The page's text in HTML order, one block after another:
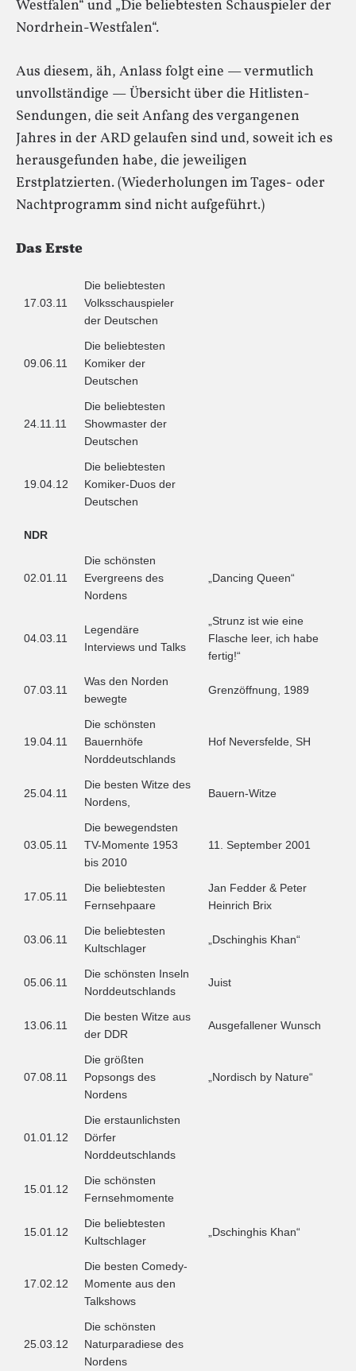
Westfalen“ und „Die beliebtesten Schauspieler der
Nordrhein-Westfalen“.
Aus diesem, äh, Anlass folgt eine — vermutlich
unvollständige — Übersicht über die Hitlisten-
Sendungen, die seit Anfang des vergangenen
Jahres in der ARD gelaufen sind und, soweit ich es
herausgefunden habe, die jeweiligen
Erstplatzierten. (Wiederholungen im Tages- oder
Nachtprogramm sind nicht aufgeführt.)
Das Erste
17.03.11
Die beliebtesten
Volksschauspieler
der Deutschen
09.06.11
Die beliebtesten
Komiker der
Deutschen
24.11.11
Die beliebtesten
Showmaster der
Deutschen
19.04.12
Die beliebtesten
Komiker-Duos der
Deutschen
NDR
02.01.11
Die schönsten
Evergreens des
Nordens
„Dancing Queen“
04.03.11
Legendäre
Interviews und Talks
„Strunz ist wie eine
Flasche leer, ich habe
fertig!“
07.03.11
Was den Norden
bewegte
Grenzöffnung, 1989
19.04.11
Die schönsten
Bauernhöfe
Norddeutschlands
Hof Neversfelde, SH
25.04.11
Die besten Witze des
Nordens,
Bauern-Witze
03.05.11
Die bewegendsten
TV-Momente 1953
bis 2010
11. September 2001
17.05.11
Die beliebtesten
Fernsehpaare
Jan Fedder & Peter
Heinrich Brix
03.06.11
Die beliebtesten
Kultschlager
„Dschinghis Khan“
05.06.11
Die schönsten Inseln
Norddeutschlands
Juist
13.06.11
Die besten Witze aus
der DDR
Ausgefallener Wunsch
07.08.11
Die größten
Popsongs des
Nordens
„Nordisch by Nature“
01.01.12
Die erstaunlichsten
Dörfer
Norddeutschlands
15.01.12
Die schönsten
Fernsehmomente
15.01.12
Die beliebtesten
Kultschlager
„Dschinghis Khan“
17.02.12
Die besten Comedy-
Momente aus den
Talkshows
25.03.12
Die schönsten
Naturparadiese des
Nordens